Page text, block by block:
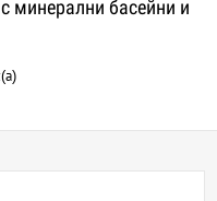
минерални басейни и